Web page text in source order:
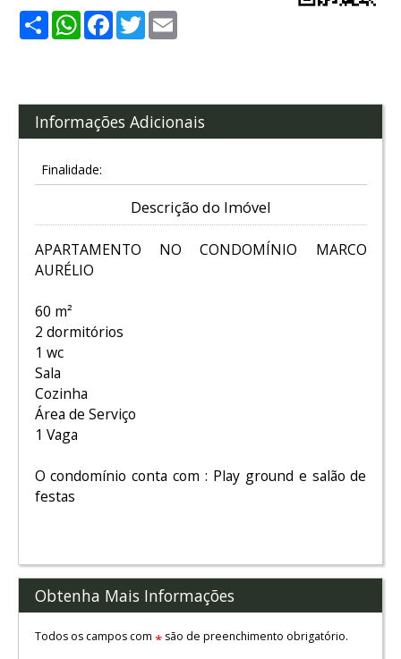
ShareWhatsApp
Facebook
Twitter
Informações Adicionais
Finalidade:
Descrição do Imóvel
APARTAMENTO NO CONDOMÍNIO MARCO
AURÉLIO
60 m²
2 dormitórios
1 wc
Sala
Cozinha
Área de Serviço
1 Vaga
O condomínio conta com : Play ground e salão de
festas
Obtenha Mais Informações
Todos os campos com *são de preenchimento obrigatório.